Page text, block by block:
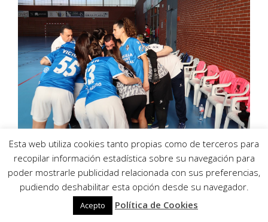
Crónica del Partido de Liga de 1ª División de
Fútbol Sala Femenino: Rayo Majadahonda – MSC
Torreblanca . Jornada 23ª Victoria clara del MSC
Torreblanca ante el Rayo Majadahonda (2-6) …
Esta web utiliza cookies tanto propias como de terceros para
recopilar información estadística sobre su navegación para
poder mostrarle publicidad relacionada con sus preferencias,
pudiendo deshabilitar esta opción desde su navegador.
Acepto Política de Cookies